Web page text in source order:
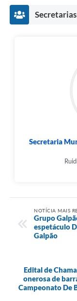
Secretaria
NOTÍCIA MAIS
Grupo
espetáculo
Galpão
Edital de
onerosa de
Campeonato De